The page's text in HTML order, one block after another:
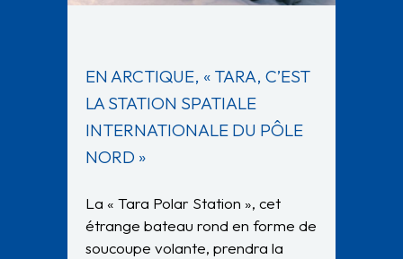
EN ARCTIQUE, « TARA, C’EST
LA STATION SPATIALE
INTERNATIONALE DU PÔLE
NORD »
La « Tara Polar Station », cet
étrange bateau rond en forme de
soucoupe volante, prendra la